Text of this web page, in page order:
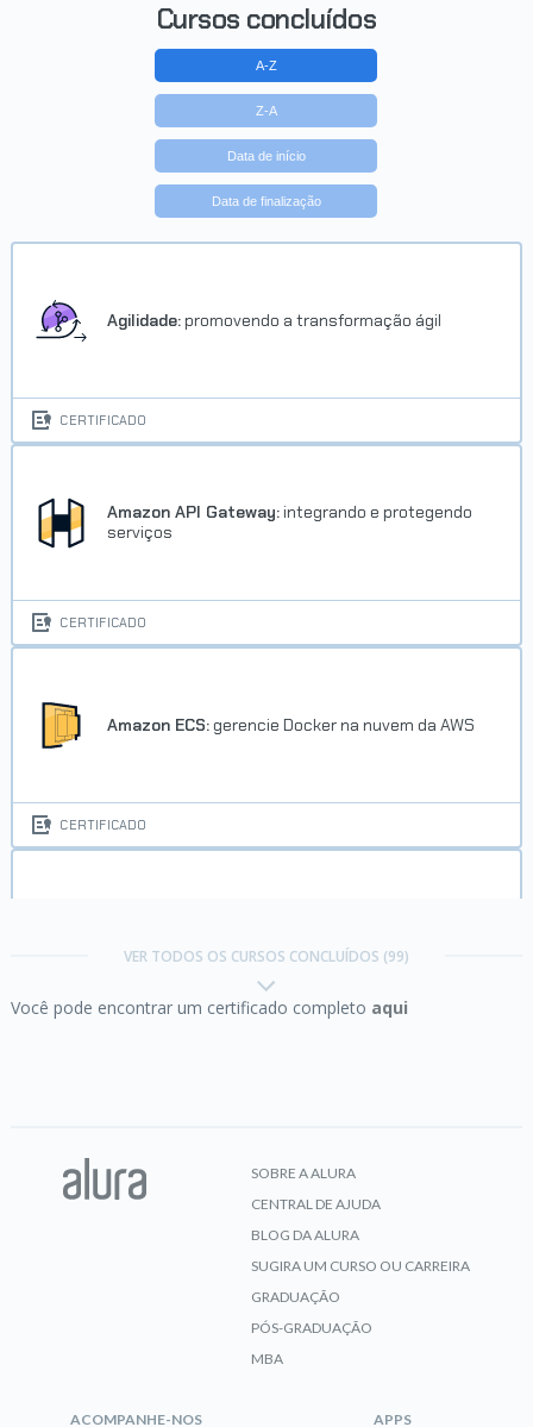
Cursos concluídos
A-Z
Z-A
Data de início
Data de finalização
Agilidade: promovendo a transformação ágil
CERTIFICADO
Amazon API Gateway: integrando e protegendo
serviços
CERTIFICADO
Amazon ECS: gerencie Docker na nuvem da AWS
CERTIFICADO
extração de dados
VER TODOS OS CURSOS CONCLUÍDOS (99)
Você pode encontrar um certificado completo aqui
SOBRE A ALURA
CENTRAL DE AJUDA
BLOG DA ALURA
SUGIRA UM CURSO OU CARREIRA
GRADUAÇÃO
PÓS-GRADUAÇÃO
MBA
ACOMPANHE-NOS APPS